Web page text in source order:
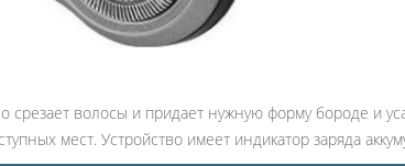
срезает волосы и придает нужную форму бороде и
мест. Устройство имеет индикатор заряда